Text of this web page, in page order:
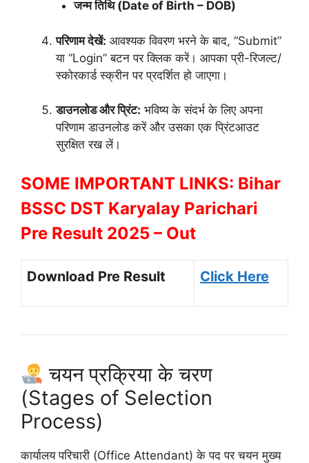
जन्म तिथि (Date of Birth – DOB)
परिणाम देखें: आवश्यक विवरण भरने के बाद, “Submit”
या “Login” बटन पर क्लिक करें। आपका प्री-रिजल्ट/
स्कोरकार्ड स्क्रीन पर प्रदर्शित हो जाएगा।
डाउनलोड और प्रिंट: भविष्य के संदर्भ के लिए अपना
परिणाम डाउनलोड करें और उसका एक प्रिंटआउट
सुरक्षित रख लें।
SOME IMPORTANT LINKS: Bihar
BSSC DST Karyalay Parichari
Pre Result 2025 – Out
Download Pre Result Click Here
चयन प्रक्रिया के चरण
(Stages of Selection
Process)
कार्यालय परिचारी (Office Attendant) के पद पर चयन मुख्य